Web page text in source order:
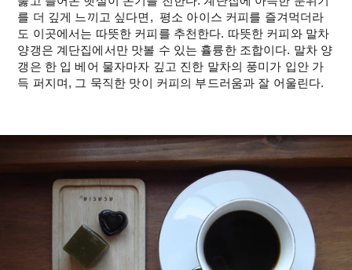
를 더 깊게 느끼고 싶다면,  평소 아이스 커피를 즐겨먹더라
도 이곳에서는 따뜻한 커피를 추천한다. 따뜻한 커피와 말차
양갱은 계단집에서만 맛볼 수 있는 휼륭한 조합이다. 말차 양
갱은 한 입 베어 물자마자 깊고 진한 말차의 풍미가 입안 가
득 퍼지며, 그 묵직한 맛이 커피의 부드러움과 잘 어울린다.